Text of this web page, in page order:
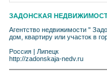
ЗАДОНСКАЯ
Агентство недвижимости "
дом, квартиру или участок в
Россия | Липецк
http://zadonskaja-nedv.ru